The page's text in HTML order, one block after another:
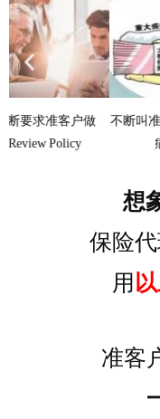
不断叫准客户加严重疾
病保单
不
想
保险
用
准客